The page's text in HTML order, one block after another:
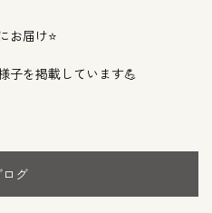
お届け⭐️
子を掲載しています💪
ログ